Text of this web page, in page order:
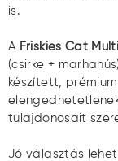
is.
A Friskies Cat
(csirke +
készített,
tulajdonosait
Jó választás